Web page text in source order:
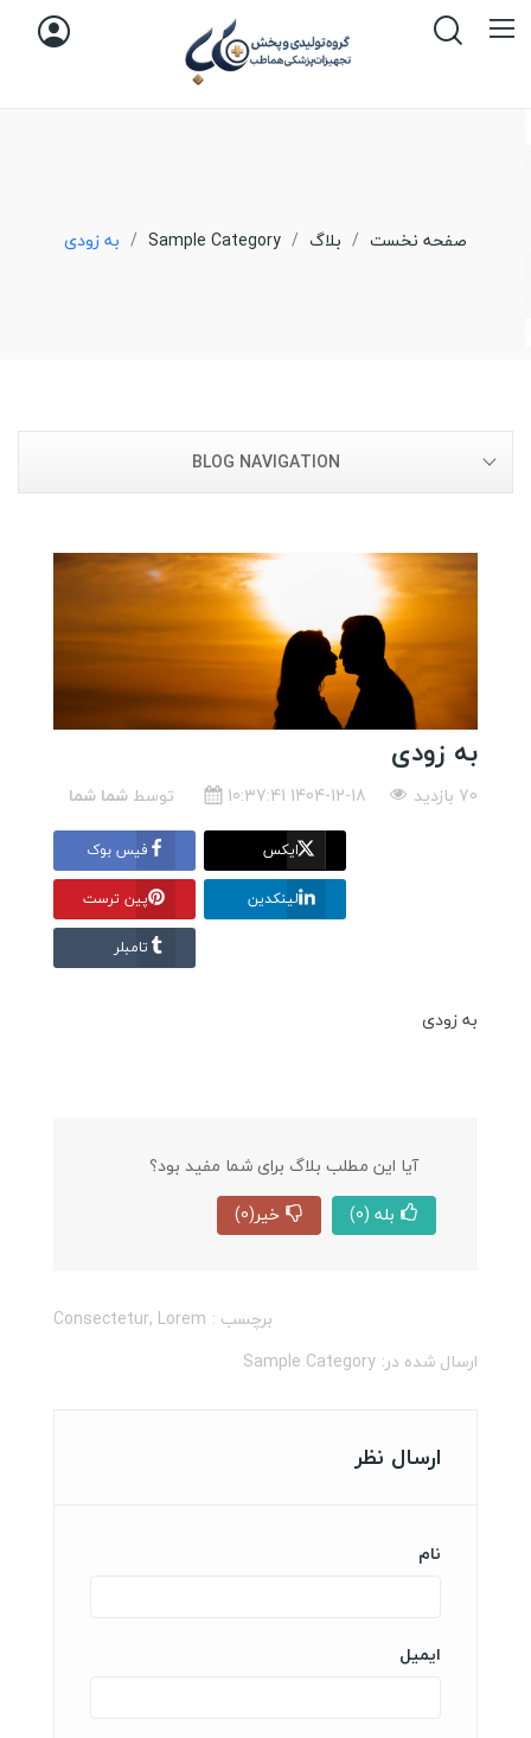
صفحه نخست بلاگ Sample Category به زودی
BLOG NAVIGATION
به زودی
70 بازدید 1404-12-18 10:37:41 توسط شما شما
فیس بوک
ایکس
پین ترست
لینکدین
تامبلر
به زودی
آیا این مطلب بلاگ برای شما مفید بود؟
بله (0) خیر(0)
برچسب : Consectetur, Lorem
ارسال شده در: Sample Category
ارسال نظر
نام
ایمیل